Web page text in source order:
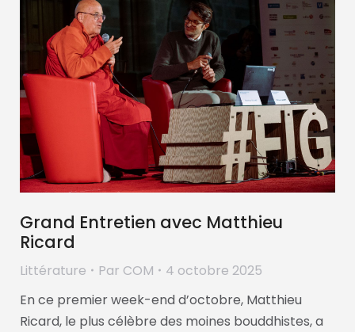
Grand Entretien avec Matthieu
Ricard
Littérature Par COM
4 octobre 2025
En ce premier week-end d’octobre, Matthieu
Ricard, le plus célèbre des moines bouddhistes, a